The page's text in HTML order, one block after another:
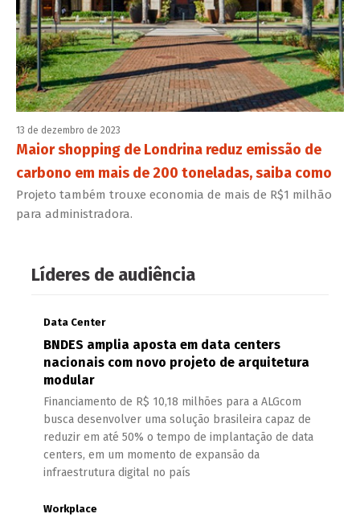
13 de dezembro de 2023
Maior shopping de Londrina reduz emissão de
carbono em mais de 200 toneladas, saiba como
Projeto também trouxe economia de mais de R$1 milhão
para administradora.
Líderes de audiência
Data Center
BNDES amplia aposta em data centers
nacionais com novo projeto de arquitetura
modular
Financiamento de R$ 10,18 milhões para a ALGcom
busca desenvolver uma solução brasileira capaz de
reduzir em até 50% o tempo de implantação de data
centers, em um momento de expansão da
infraestrutura digital no país
Workplace